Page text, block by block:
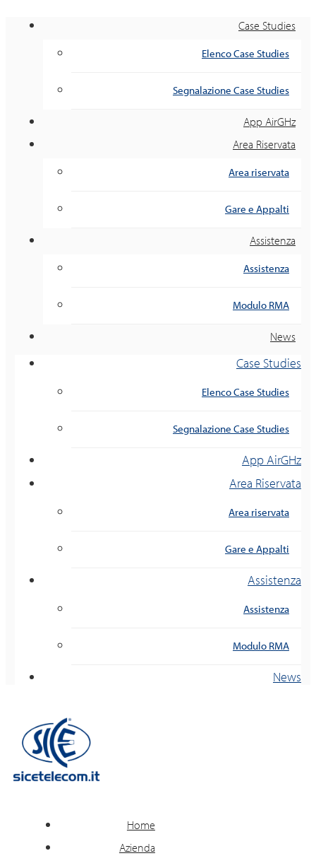
Case Studies
Elenco Case Studies
Segnalazione Case Studies
App AirGHz
Area Riservata
Area riservata
Gare e Appalti
Assistenza
Assistenza
Modulo RMA
News
Case Studies
Elenco Case Studies
Segnalazione Case Studies
App AirGHz
Area Riservata
Area riservata
Gare e Appalti
Assistenza
Assistenza
Modulo RMA
News
Home
Azienda